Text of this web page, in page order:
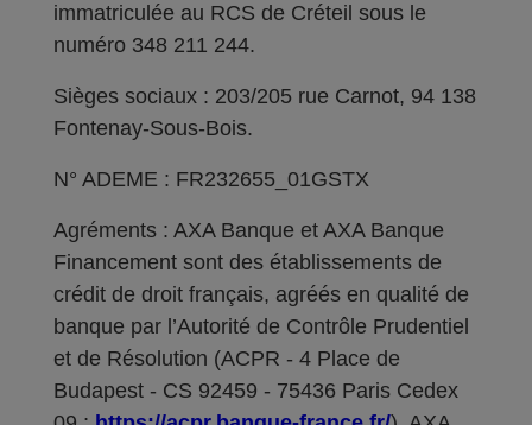
immatriculée au RCS de Créteil sous le
numéro 348 211 244.
Sièges sociaux : 203/205 rue Carnot, 94 138
Fontenay-Sous-Bois.
N° ADEME : FR232655_01GSTX
Agréments : AXA Banque et AXA Banque
Financement sont des établissements de
crédit de droit français, agréés en qualité de
banque par l’Autorité de Contrôle Prudentiel
et de Résolution (ACPR - 4 Place de
Budapest - CS 92459 - 75436 Paris Cedex